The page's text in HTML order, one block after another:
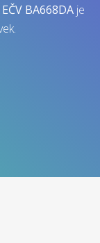
EČV BA668DAje